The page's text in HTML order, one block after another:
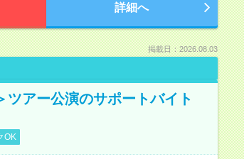
詳細へ
掲載日：2026.08.03
ツアー公演のサポートバイト
OK